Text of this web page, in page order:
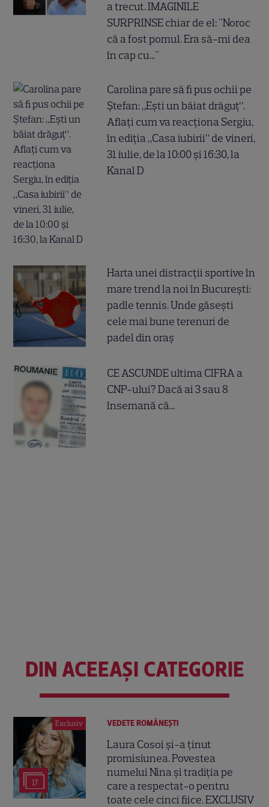
a trecut. IMAGINILE
SURPRINSE chiar de el: "Noroc
că a fost pomul. Era să-mi dea
în cap cu..."
Carolina pare să fi pus ochii pe
Ștefan: „Ești un băiat drăguț”.
Aflați cum va reacționa Sergiu,
în ediția „Casa iubirii” de vineri,
31 iulie, de la 10:00 și 16:30, la
Kanal D
Harta unei distracții sportive în
mare trend la noi în București:
padle tennis. Unde găsești
cele mai bune terenuri de
padel din oraș
CE ASCUNDE ultima CIFRA a
CNP-ului? Dacă ai 3 sau 8
însemană că...
DIN ACEEAȘI CATEGORIE
Exclusiv
17
VEDETE ROMÂNEŞTI
Laura Cosoi și-a ținut
promisiunea. Povestea
numelui Nina și tradiția pe
care a respectat-o pentru
toate cele cinci fiice. EXCLUSIV